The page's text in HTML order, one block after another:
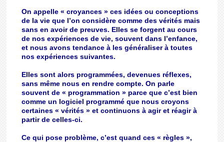
On appelle « croyances » ces idées ou conceptions
de la vie que l’on considère comme des vérités mais
sans en avoir de preuves. Elles se forgent au cours
de nos expériences de vie, souvent dans l’enfance,
et nous avons tendance à les généraliser à toutes
nos expériences suivantes.
Elles sont alors programmées, devenues réflexes,
sans même nous en rendre compte. On parle
souvent de « programmation » parce que c’est bien
comme un logiciel programmé que nous croyons
certaines « vérités » et continuons à agir et réagir à
partir de celles-ci.
Ce qui pose problème, c’est quand ces « règles »,